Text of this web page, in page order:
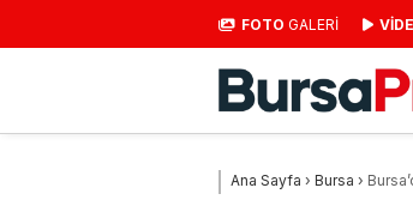
FOTO GALERİ
Ana Sayfa › Bursa ›